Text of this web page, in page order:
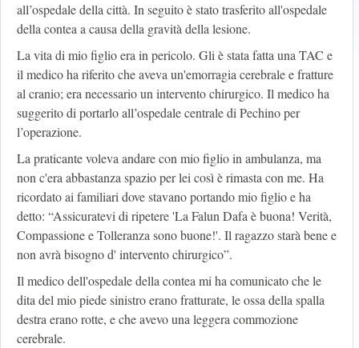
all’ospedale della città. In seguito è stato trasferito all'ospedale
della contea a causa della gravità della lesione.
La vita di mio figlio era in pericolo. Gli è stata fatta una TAC e
il medico ha riferito che aveva un'emorragia cerebrale e fratture
al cranio; era necessario un intervento chirurgico. Il medico ha
suggerito di portarlo all’ospedale centrale di Pechino per
l’operazione.
La praticante voleva andare con mio figlio in ambulanza, ma
non c'era abbastanza spazio per lei così è rimasta con me. Ha
ricordato ai familiari dove stavano portando mio figlio e ha
detto: “Assicuratevi di ripetere 'La Falun Dafa è buona! Verità,
Compassione e Tolleranza sono buone!'. Il ragazzo starà bene e
non avrà bisogno d' intervento chirurgico”.
Il medico dell'ospedale della contea mi ha comunicato che le
dita del mio piede sinistro erano fratturate, le ossa della spalla
destra erano rotte, e che avevo una leggera commozione
cerebrale.